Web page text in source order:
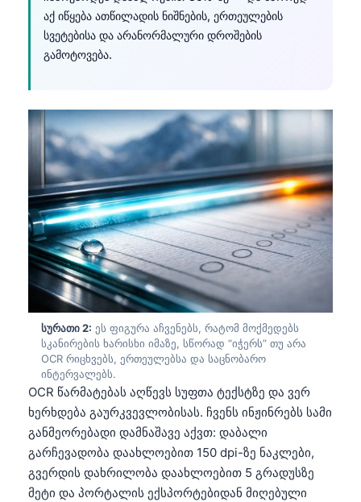
აქ იწყება ათწილადის ნიშნების, ერთეულების
სვეტებისა და არანორმალური დროშების
გამოტოვება.
სურათი 2: ეს ფიგურა აჩვენებს, რატომ მოქმედებს
სკანირების ხარისხი იმაზე, სწორად “იჭერს” თუ არა
OCR რიცხვებს, ერთეულებსა და საცნობარო
ინტერვალებს.
OCR წარმატებას აღწევს სუფთა ტექსტზე და ვერ
ხერხდება გაურკვევლობისას. ჩვენს ინჟინრებს სამი
განმეორებადი დამნაშავე აქვთ: დაბალი
გარჩევადობა დაახლოებით 150 dpi-ზე ნაკლები,
გვერდის დახრილობა დაახლოებით 5 გრადუსზე
მეტი და პორტალის ექსპორტებიდან მიღებული